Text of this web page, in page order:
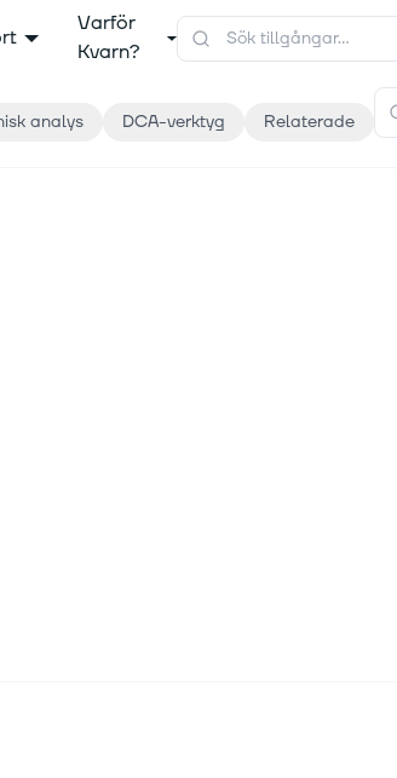
Varför
Kvarn?
analys DCA-verktyg Relaterade